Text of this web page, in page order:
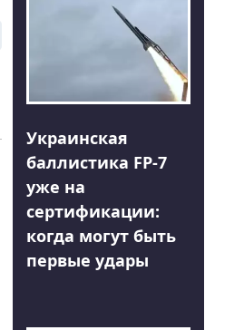
Украинская
баллистика FP-7
уже на
сертификации:
когда могут быть
первые удары